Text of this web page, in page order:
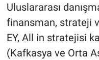
Uluslararası
finansman, strateji
EY, All in stratejisi
(Kafkasya ve Orta